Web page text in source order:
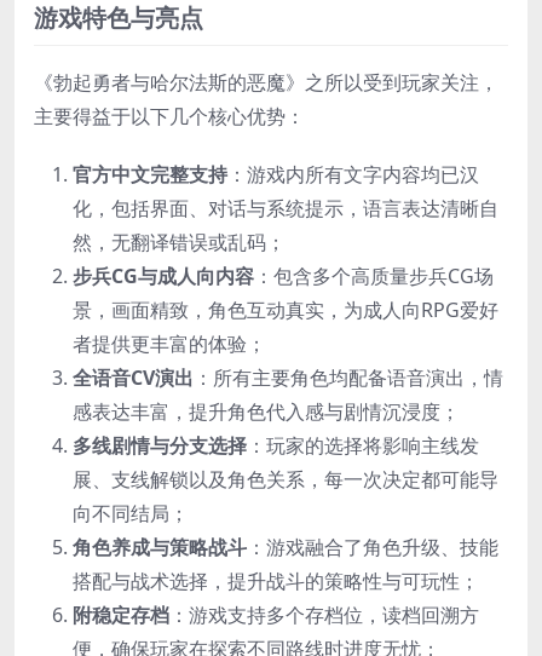
游戏特色与亮点
《勃起勇者与哈尔法斯的恶魔》之所以受到玩家关注，
主要得益于以下几个核心优势：
​官方中文完整支持​ ​：游戏内所有文字内容均已汉
化，包括界面、对话与系统提示，语言表达清晰自
然，无翻译错误或乱码；
​步兵CG与成人向内容​ ​：包含多个高质量步兵CG场
景，画面精致，角色互动真实，为成人向RPG爱好
者提供更丰富的体验；
​全语音CV演出​ ​：所有主要角色均配备语音演出，情
感表达丰富，提升角色代入感与剧情沉浸度；
​多线剧情与分支选择​ ​：玩家的选择将影响主线发
展、支线解锁以及角色关系，每一次决定都可能导
向不同结局；
​角色养成与策略战斗​ ​：游戏融合了角色升级、技能
搭配与战术选择，提升战斗的策略性与可玩性；
​附稳定存档​ ​：游戏支持多个存档位，读档回溯方
便，确保玩家在探索不同路线时进度无忧；